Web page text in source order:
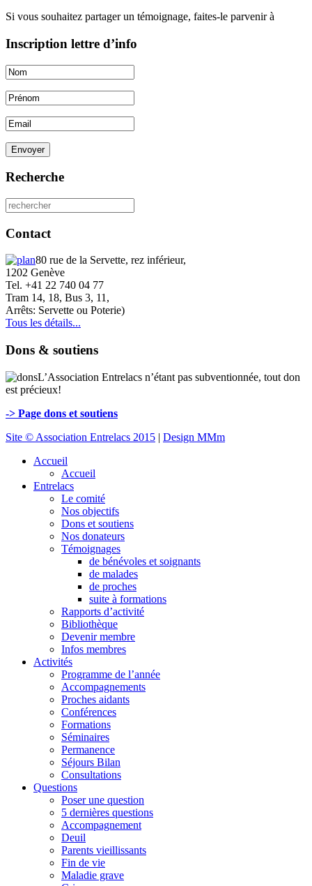
Si vous souhaitez partager un témoignage, faites-le parvenir à
Inscription lettre d’info
Envoyer
Recherche
Contact
80 rue de la Servette, rez inférieur,
1202 Genève
Tel. +41 22 740 04 77
Tram 14, 18, Bus 3, 11,
Arrêts: Servette ou Poterie)
Tous les détails...
Dons & soutiens
L’Association Entrelacs n’étant pas subventionnée, tout don
est précieux!
-> Page dons et soutiens
Site © Association Entrelacs 2015 | Design MMm
Accueil
Accueil
Entrelacs
Le comité
Nos objectifs
Dons et soutiens
Nos donateurs
Témoignages
de bénévoles et soignants
de malades
de proches
suite à formations
Rapports d’activité
Bibliothèque
Devenir membre
Infos membres
Activités
Programme de l’année
Accompagnements
Proches aidants
Conférences
Formations
Séminaires
Permanence
Séjours Bilan
Consultations
Questions
Poser une question
5 dernières questions
Accompagnement
Deuil
Parents vieillissants
Fin de vie
Maladie grave